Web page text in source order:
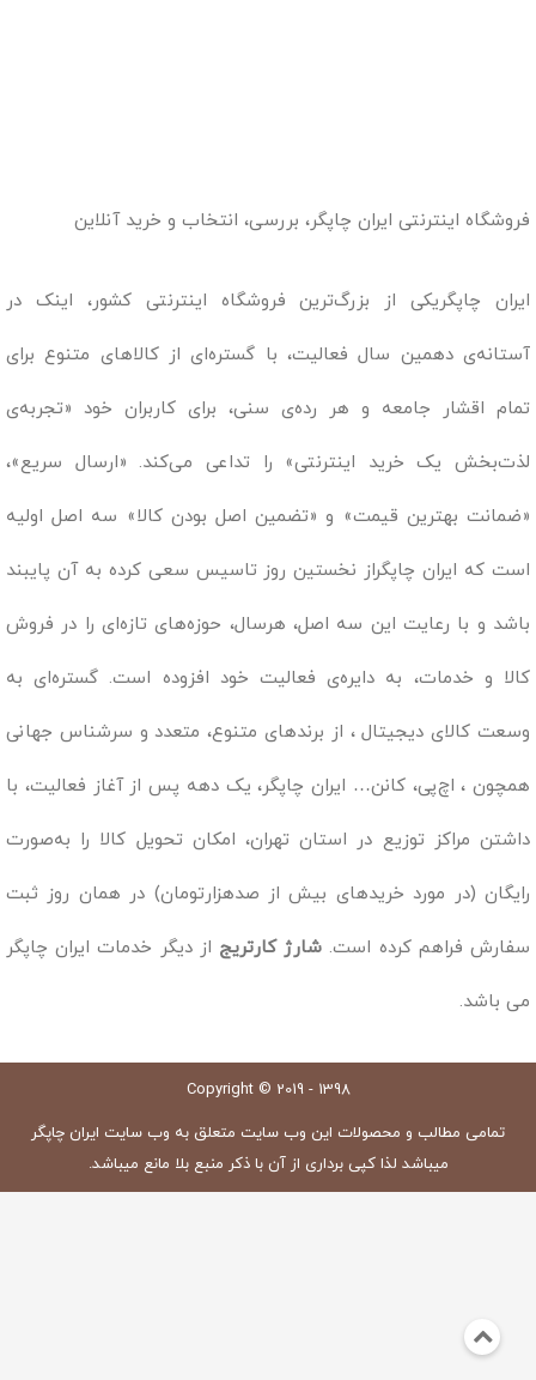
فروشگاه اینترنتی ایران چاپگر، بررسی، انتخاب و خرید آنلاین
ایران چاپگریکی از بزرگ‌ترین فروشگاه اینترنتی کشور، اینک در
آستانه‌ی دهمین سال فعالیت، با گستره‌ای از کالاهای متنوع برای
تمام اقشار جامعه و هر رده‌ی سنی، برای کاربران خود «تجربه‌ی
لذت‌بخش یک خرید اینترنتی» را تداعی می‌کند. «ارسال سریع»،
«ضمانت بهترین قیمت» و «تضمین اصل بودن کالا» سه اصل اولیه
است که ایران چاپگراز نخستین روز تاسیس سعی کرده به آن پایبند
باشد و با رعایت این سه اصل، هرسال، حوزه‌های تازه‌ای را در فروش
کالا و خدمات، به دایره‌ی فعالیت خود افزوده است. گستره‌ای به
وسعت کالای دیجیتال ، از برندهای متنوع، متعدد و سرشناس جهانی
همچون ، اچ‌پی، کانن… ایران چاپگر، یک دهه پس از آغاز فعالیت، با
داشتن مراکز توزیع در استان تهران، امکان تحویل کالا را به‌صورت
رایگان (در مورد خریدهای بیش از صدهزارتومان) در همان روز ثبت
سفارش فراهم کرده است. شارژ کارتریج از دیگر خدمات ایران چاپگر
می باشد.
Copyright © 2019 - 1398
تمامی مطالب و محصولات این وب سایت متعلق به وب سایت ایران چاپگر
میباشد لذا کپی برداری از آن با ذکر منبع بلا مانع میباشد.